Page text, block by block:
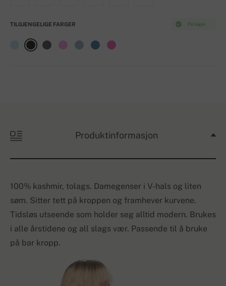
På lager
TILGJENGELIGE FARGER
Produktinformasjon
100% kashmir, tolags. Damegenser i V-hals og liten
søm. Sitter tett på kroppen og framhever kurvene.
Tidsløs utseende som holder seg alltid modern. Brukes
i alle årstidene og all slags vær. Passende til å bruke
på bar kropp.